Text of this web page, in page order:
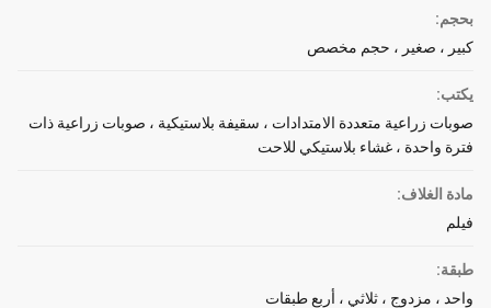
بحجم:
كبير ، صغير ، حجم مخصص
يكتب:
صوبات زراعية متعددة الامتدادات ، سقيفة بلاستيكية ، صوبات زراعية ذات
فترة واحدة ، غشاء بلاستيكي للاحت
مادة الغلاف:
فيلم
طبقة:
واحد ، مزدوج ، ثلاثي ، أربع طبقات